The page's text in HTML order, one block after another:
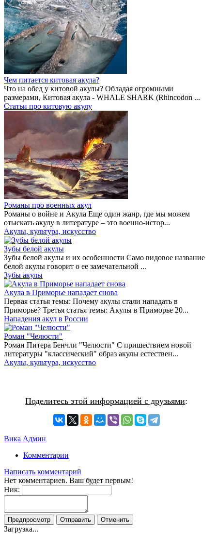
Чем питается китовая акула?
Что на обед у китовой акулы? Обладая огромными
размерами, Китовая акула - WHALE SHARK (Rhincodon ...
Статьи про китовую акулу
Романы про военных акул
Романы о войне и Акула Еще один жанр, где мы можем
отыскать акулу в литературе – это военно-истор...
Акулы, культура, искусство
Зубы белой акулы
Зубы белой акулы и их особенности Само видовое название
белой акулы говорит о ее замечательной ...
Зубы акулы
Акула в Приморье нападает снова
Первая статья темы: Почему акулы стали нападать в
Приморье? Третья статья темы: Акулы в Приморье 20...
Нападения акул в России
Роман "Челюсти"
Роман Питера Бенчли "Челюсти" С пришествием новой
литературы "классический" образ акулы естествен...
Акулы, культура, искусство
Поделитесь этой информацией с друзьями:
Вика Админ
Комментарии
Написать комментарий
Нет комментариев. Ваш будет первым!
Ник:
Загрузка...